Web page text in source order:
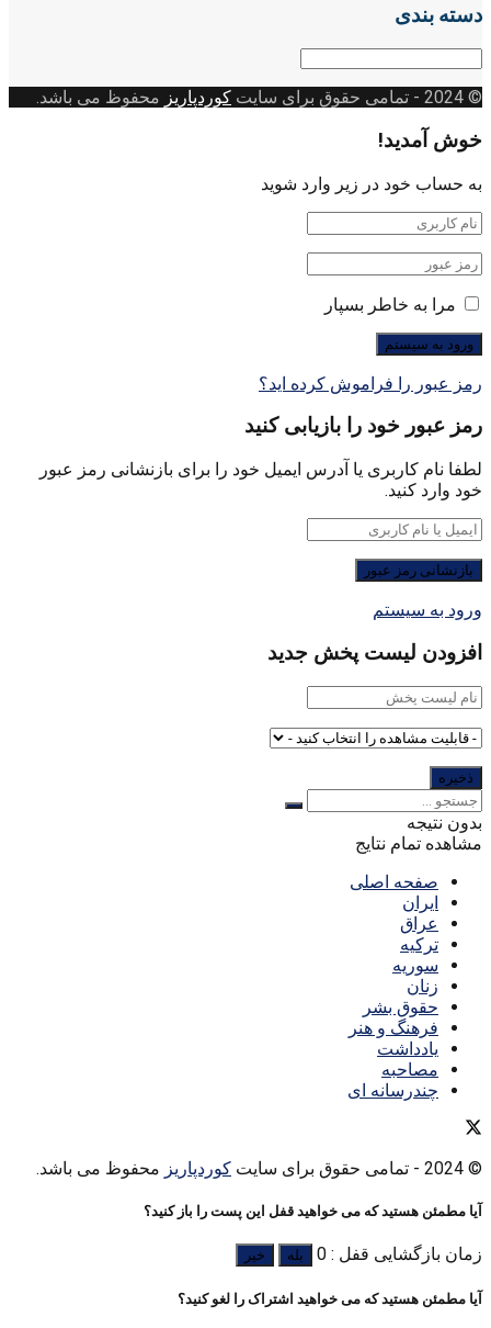
دسته بندی
© 2024
- تمامی حقوق برای سایت کوردپاریز محفوظ می باشد.
خوش آمدید!
به حساب خود در زیر وارد شوید
مرا به خاطر بسپار
رمز عبور را فراموش کرده اید؟
رمز عبور خود را بازیابی کنید
لطفا نام کاربری یا آدرس ایمیل خود را برای بازنشانی رمز عبور
خود وارد کنید.
ورود به سیستم
افزودن لیست پخش جدید
بدون نتیجه
مشاهده تمام نتایج
صفحه اصلی
ایران
عراق
ترکیه
سوریه
زنان
حقوق بشر
فرهنگ و هنر
یادداشت
مصاحبه
چندرسانه ای
© 2024 - تمامی حقوق برای سایت کوردپاریز محفوظ می باشد.
آیا مطمئن هستید که می خواهید قفل این پست را باز کنید؟
زمان بازگشایی قفل : 0 بله خیر
آیا مطمئن هستید که می خواهید اشتراک را لغو کنید؟